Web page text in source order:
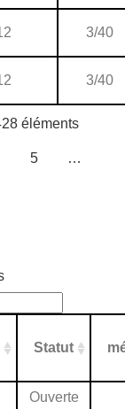
3/40
3/40
éléments
5 …
Statut
Ouverte